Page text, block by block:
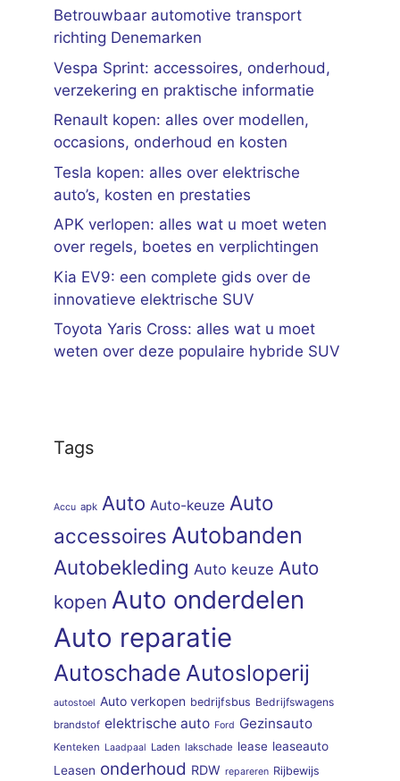
Betrouwbaar automotive transport
richting Denemarken
Vespa Sprint: accessoires, onderhoud,
verzekering en praktische informatie
Renault kopen: alles over modellen,
occasions, onderhoud en kosten
Tesla kopen: alles over elektrische
auto’s, kosten en prestaties
APK verlopen: alles wat u moet weten
over regels, boetes en verplichtingen
Kia EV9: een complete gids over de
innovatieve elektrische SUV
Toyota Yaris Cross: alles wat u moet
weten over deze populaire hybride SUV
Tags
Accu apk Auto Auto-keuze Auto
accessoires Autobanden
Autobekleding Auto keuze Auto
kopen Auto onderdelen
Auto reparatie
Autoschade Autosloperij
autostoel Auto verkopen bedrijfsbus Bedrijfswagens
brandstof elektrische auto Ford Gezinsauto
Kenteken Laadpaal Laden lakschade lease leaseauto
Leasen onderhoud RDW repareren Rijbewijs